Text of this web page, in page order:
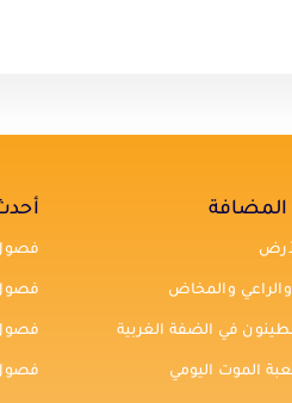
المضافة
والمخاض
في الضفة الغربية
الموت اليومي
فصول
فصول
فصول
فصول